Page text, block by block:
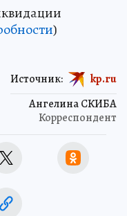
)
Ангелина СКИБА
Корреспондент
Источник: kp.ru